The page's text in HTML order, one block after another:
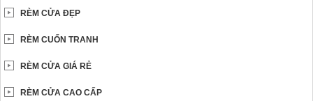
RÈM CỬA ĐẸP
RÈM CUỐN TRANH
RÈM CỬA GIÁ RẺ
RÈM CỬA CAO CẤP